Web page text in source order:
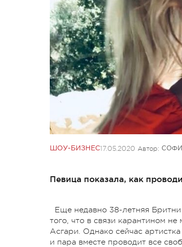
ШОУ-БИЗНЕС17.05.2020 Автор:
Певица показала, как
Еще недавно 38-летняя
того, что в связи карантином
Асгари. Однако сейчас
и пара вместе проводит все